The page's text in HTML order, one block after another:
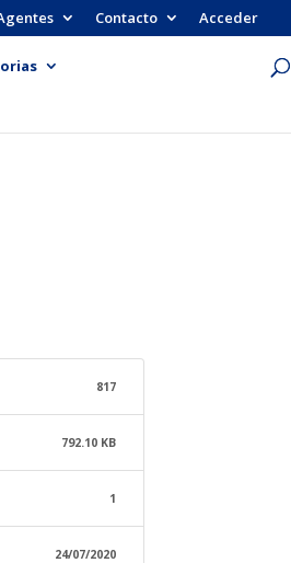
Contacto Acceder
817
792.10 KB
1
24/07/2020